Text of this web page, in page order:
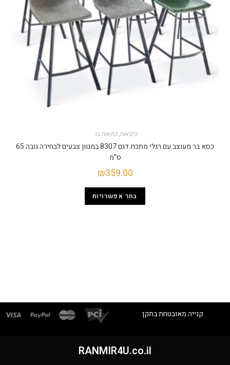
כיסאות,כסאות בר
כסא בר מעוצב עם רגלי מתכת דגם 8307 במגוון צבעים לבחירה גובה 65
ס”מ
₪359.00
בחר אפשרויות
קנייה מאובטחת בתקן
RANMIR4U.co.il